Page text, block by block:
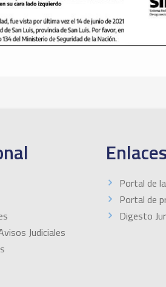
Judiciales
Enlaces
Portal de
Portal de
Digesto